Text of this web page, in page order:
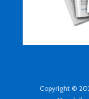
Copyright ©